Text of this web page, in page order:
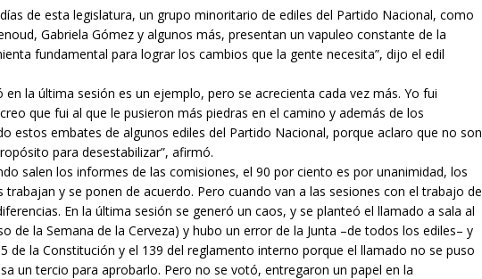
de esta legislatura, un grupo minoritario de ediles del Partido Nacional, como
Gabriela Gómez y algunos más, presentan un vapuleo constante de la
fundamental para lograr los cambios que la gente necesita”, dijo el edil
en la última sesión es un ejemplo, pero se acrecienta cada vez más. Yo fui
que fui al que le pusieron más piedras en el camino y además de los
estos embates de algunos ediles del Partido Nacional, porque aclaro que no son
para desestabilizar”, afirmó.
salen los informes de las comisiones, el 90 por ciento es por unanimidad, los
y se ponen de acuerdo. Pero cuando van a las sesiones con el trabajo de
En la última sesión se generó un caos, y se planteó el llamado a sala al
de la Semana de la Cerveza) y hubo un error de la Junta –de todos los ediles– y
de la Constitución y el 139 del reglamento interno porque el llamado no se puso
un tercio para aprobarlo. Pero no se votó, entregaron un papel en la